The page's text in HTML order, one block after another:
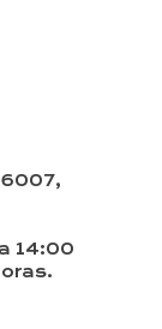
14:00